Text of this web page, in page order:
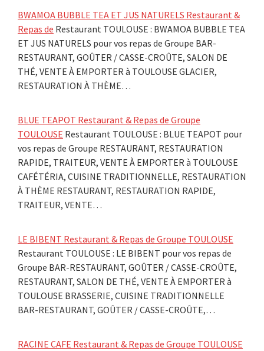
BWAMOA BUBBLE TEA ET JUS NATURELS Restaurant &
Repas de Restaurant TOULOUSE : BWAMOA BUBBLE TEA
ET JUS NATURELS pour vos repas de Groupe BAR-
RESTAURANT, GOÛTER / CASSE-CROÛTE, SALON DE
THÉ, VENTE À EMPORTER à TOULOUSE GLACIER,
RESTAURATION À THÈME…
BLUE TEAPOT Restaurant & Repas de Groupe
TOULOUSE Restaurant TOULOUSE : BLUE TEAPOT pour
vos repas de Groupe RESTAURANT, RESTAURATION
RAPIDE, TRAITEUR, VENTE À EMPORTER à TOULOUSE
CAFÉTÉRIA, CUISINE TRADITIONNELLE, RESTAURATION
À THÈME RESTAURANT, RESTAURATION RAPIDE,
TRAITEUR, VENTE…
LE BIBENT Restaurant & Repas de Groupe TOULOUSE
Restaurant TOULOUSE : LE BIBENT pour vos repas de
Groupe BAR-RESTAURANT, GOÛTER / CASSE-CROÛTE,
RESTAURANT, SALON DE THÉ, VENTE À EMPORTER à
TOULOUSE BRASSERIE, CUISINE TRADITIONNELLE
BAR-RESTAURANT, GOÛTER / CASSE-CROÛTE,…
RACINE CAFE Restaurant & Repas de Groupe TOULOUSE